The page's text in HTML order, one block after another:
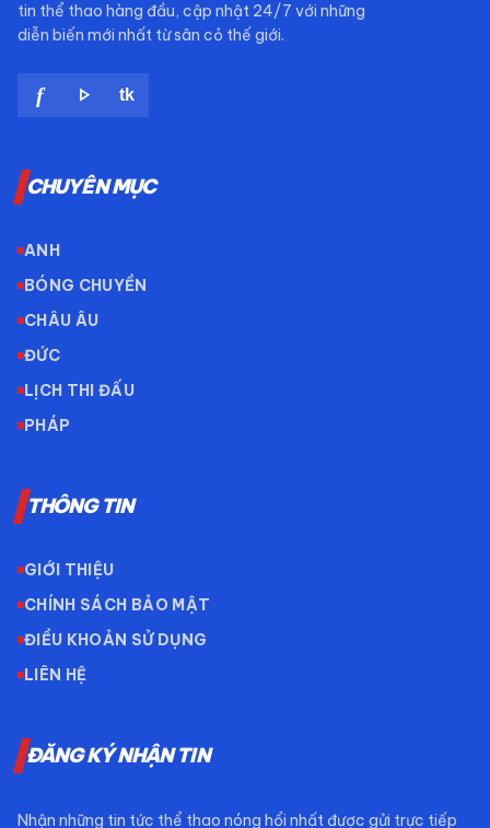
tin thể thao hàng đầu, cập nhật 24/7 với những
diễn biến mới nhất từ sân cỏ thế giới.
f play_arrow tk
CHUYÊN MỤC
ANH
BÓNG CHUYỀN
CHÂU ÂU
ĐỨC
LỊCH THI ĐẤU
PHÁP
THÔNG TIN
GIỚI THIỆU
CHÍNH SÁCH BẢO MẬT
ĐIỀU KHOẢN SỬ DỤNG
LIÊN HỆ
ĐĂNG KÝ NHẬN TIN
Nhận những tin tức thể thao nóng hổi nhất được gửi trực tiếp